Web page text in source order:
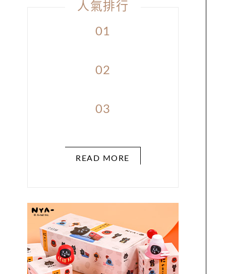
人氣排行
01
02
03
READ MORE